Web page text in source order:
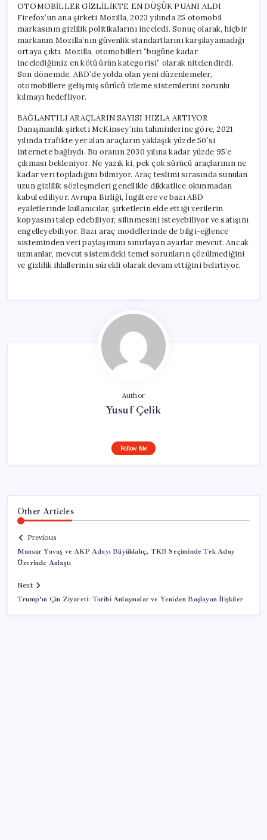
OTOMOBİLLER GİZLİLİKTE EN DÜŞÜK PUANI ALDI
Firefox’un ana şirketi Mozilla, 2023 yılında 25 otomobil
markasının gizlilik politikalarını inceledi. Sonuç olarak, hiçbir
markanın Mozilla’nın güvenlik standartlarını karşılayamadığı
ortaya çıktı. Mozilla, otomobilleri “bugüne kadar
incelediğimiz en kötü ürün kategorisi” olarak nitelendirdi.
Son dönemde, ABD’de yolda olan yeni düzenlemeler,
otomobillere gelişmiş sürücü izleme sistemlerini zorunlu
kılmayı hedefliyor.
BAĞLANTILI ARAÇLARIN SAYISI HIZLA ARTIYOR
Danışmanlık şirketi McKinsey’nin tahminlerine göre, 2021
yılında trafikte yer alan araçların yaklaşık yüzde 50’si
internete bağlıydı. Bu oranın 2030 yılına kadar yüzde 95’e
çıkması bekleniyor. Ne yazık ki, pek çok sürücü araçlarının ne
kadar veri topladığını bilmiyor. Araç teslimi sırasında sunulan
uzun gizlilik sözleşmeleri genellikle dikkatlice okunmadan
kabul ediliyor. Avrupa Birliği, İngiltere ve bazı ABD
eyaletlerinde kullanıcılar, şirketlerin elde ettiği verilerin
kopyasını talep edebiliyor, silinmesini isteyebiliyor ve satışını
engelleyebiliyor. Bazı araç modellerinde de bilgi-eğlence
sisteminden veri paylaşımını sınırlayan ayarlar mevcut. Ancak
uzmanlar, mevcut sistemdeki temel sorunların çözülmediğini
ve gizlilik ihlallerinin sürekli olarak devam ettiğini belirtiyor.
Author
Yusuf Çelik
Follow Me
Other Articles
Previous
Mansur Yavaş ve AKP Adayı Büyükkılıç, TKB Seçiminde Tek Aday
Üzerinde Anlaştı
Next
Trump’ın Çin Ziyareti: Tarihi Anlaşmalar ve Yeniden Başlayan İlişkiler